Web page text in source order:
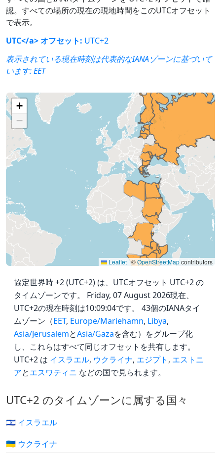
認。すべての場所の現在の現地時間をこのUTCオフセット
で表示。
UTC</a> オフセット: UTC+2
表示されている現在時刻は代表的なIANAゾーンに基づいて
います:EET
+
−
Leaflet |©OpenStreetMapcontributors
協定世界時 +2 (UTC+2) は、UTCオフセット UTC+2 の
タイムゾーンです。 Friday, 07 August 2026現在、
UTC+2の現在時刻は10:09:04です。 43個のIANAタイ
ムゾーン（EET, Europe/Mariehamn, Libya,
Asia/JerusalemとAsia/Gazaを含む）をグループ化
し、これらはすべて同じオフセットを共有します。
UTC+2 は イスラエル, ウクライナ, エジプト , エストニ
アとエスワティニ などの国で見られます。
UTC+2 のタイムゾーンに属する国々
🇮🇱 イスラエル
🇺🇦 ウクライナ